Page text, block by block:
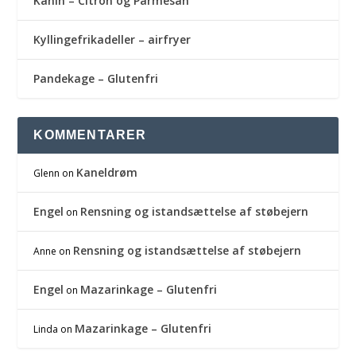
Kyllingefrikadeller – airfryer
Pandekage – Glutenfri
KOMMENTARER
Glenn on Kaneldrøm
Engel on Rensning og istandsættelse af støbejern
Anne on Rensning og istandsættelse af støbejern
Engel on Mazarinkage – Glutenfri
Linda on Mazarinkage – Glutenfri